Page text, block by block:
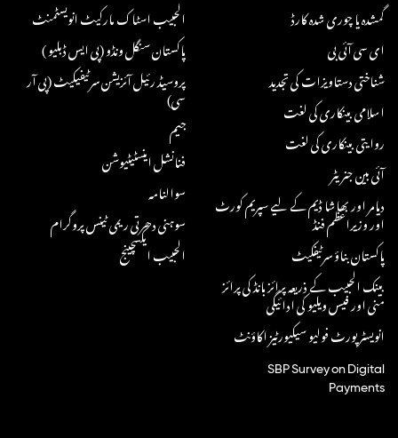
گمشدہ یا چوری شدہ کارڈ
ای سی آئی بی
شناختی دستاویزات کی تجدید
اسلامی بینکاری کی لغت
روایتی بینکاری کی لغت
آئی بین جنریٹر
دیامر اور بھاشا ڈیم کے لیے سپریم کورٹ
اور وزیراعظم فنڈ
پاکستان بناؤ سرٹیفکیٹ
بینک الحبیب کے ذریعہ پرائز بانڈ کی پرائز
منی اور فیس ویلیو کی ادائیگی
انویسٹر پورٹ فولیو سیکیورٹیز اکاؤنٹ
SBP Survey on Digital
Payments
الحبیب اسٹاک مارکیٹ انویسٹمنٹ
پاکستان سنگل ونڈو (پی ایس ڈبلیو )
پروسیڈ رئیل آئزیشن سرٹیفیکیٹ (پی آر
سی)
جیم
فنانشل اینسٹیٹیوشن
سوالنامہ
سوہنی دھرتی ریمی ٹینس پروگرام
الحبیب ایکسچینج